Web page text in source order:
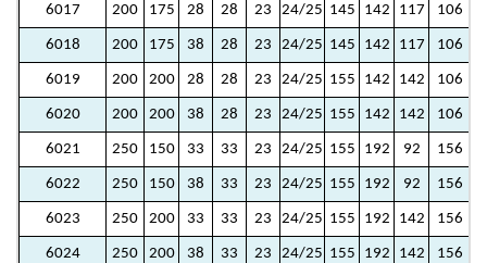
6017 200 175 28 28 23 24/25 145 142 117 106
6018 200 175 38 28 23 24/25 145 142 117 106
6019 200 200 28 28 23 24/25 155 142 142 106
6020 200 200 38 28 23 24/25 155 142 142 106
6021 250 150 33 33 23 24/25 155 192 92 156
6022 250 150 38 33 23 24/25 155 192 92 156
6023 250 200 33 33 23 24/25 155 192 142 156
6024 250 200 38 33 23 24/25 155 192 142 156